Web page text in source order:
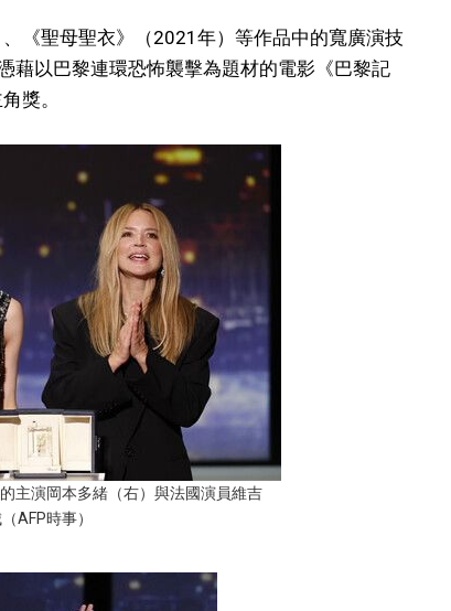
《聖母聖衣》（2021年）等作品中的寬廣演技
藉以巴黎連環恐怖襲擊為題材的電影《巴黎記
獎。
主演岡本多緒（右）與法國演員維吉
AFP時事）